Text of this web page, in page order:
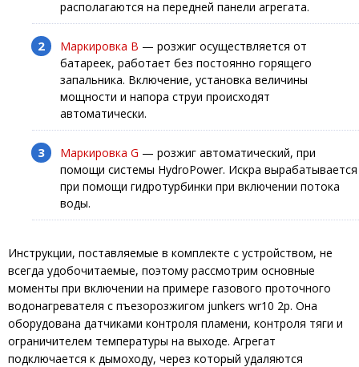
располагаются на передней панели агрегата.
Маркировка В — розжиг осуществляется от
батареек, работает без постоянно горящего
запальника. Включение, установка величины
мощности и напора струи происходят
автоматически.
Маркировка G — розжиг автоматический, при
помощи системы HydroPower. Искра вырабатывается
при помощи гидротурбинки при включении потока
воды.
Инструкции, поставляемые в комплекте с устройством, не
всегда удобочитаемые, поэтому рассмотрим основные
моменты при включении на примере газового проточного
водонагревателя с пъезорозжигом junkers wr10 2p. Она
оборудована датчиками контроля пламени, контроля тяги и
ограничителем температуры на выходе. Агрегат
подключается к дымоходу, через который удаляются